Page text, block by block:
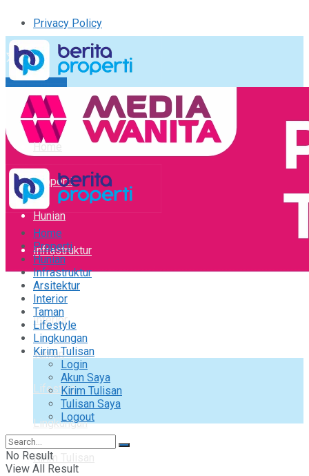
Privacy Policy
Kirim Tulisan
Tulisan Saya
Logout
Home
Properti
Hunian
Infrastruktur
Arsitektur
Interior
Taman
Lifestyle
Lingkungan
Kirim Tulisan
Home
Properti
Hunian
Infrastruktur
Arsitektur
Interior
Taman
Lifestyle
Lingkungan
Kirim Tulisan
Login
Akun Saya
Kirim Tulisan
Tulisan Saya
Logout
No Result
View All Result